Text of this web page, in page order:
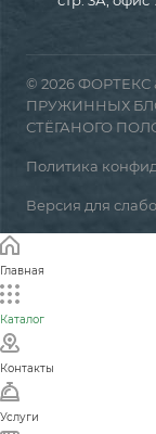
© 2026
ПРУЖИННЫХ
СТЁГАНОГО
Политика
Версия для
Главная
Каталог
Контакты
Услуги